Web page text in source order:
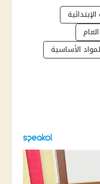
الأساسية